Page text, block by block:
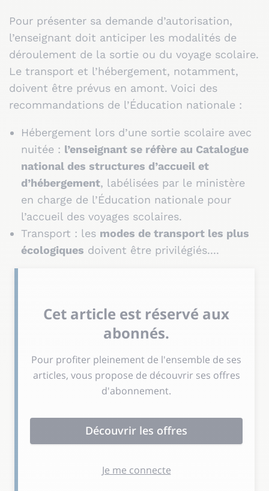
Pour présenter sa demande d’autorisation,
l’enseignant doit anticiper les modalités de
déroulement de la sortie ou du voyage scolaire.
Le transport et l’hébergement, notamment,
doivent être prévus en amont. Voici des
recommandations de l’Éducation nationale :
Hébergement lors d’une sortie scolaire avec
nuitée : l’enseignant se réfère au Catalogue
national des structures d’accueil et
d’hébergement, labélisées par le ministère
en charge de l’Éducation nationale pour
l’accueil des voyages scolaires.
Transport : les modes de transport les plus
écologiques doivent être privilégiés....